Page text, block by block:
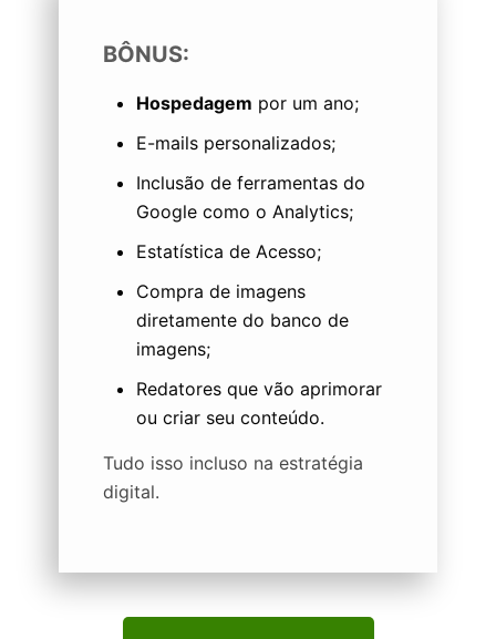
BÔNUS:
Hospedagem por um ano;
E-mails personalizados;
Inclusão de ferramentas do
Google como o Analytics;
Estatística de Acesso;
Compra de imagens
diretamente do banco de
imagens;
Redatores que vão aprimorar
ou criar seu conteúdo.
Tudo isso incluso na estratégia
digital.